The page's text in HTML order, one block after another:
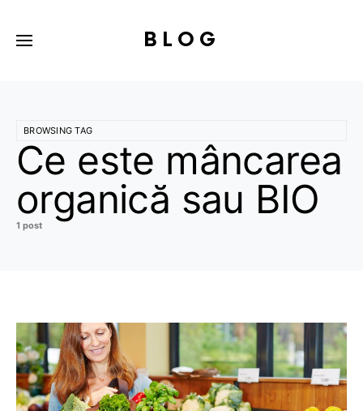
BLOG
BROWSING TAG
Ce este mâncarea
organică sau BIO
1 post